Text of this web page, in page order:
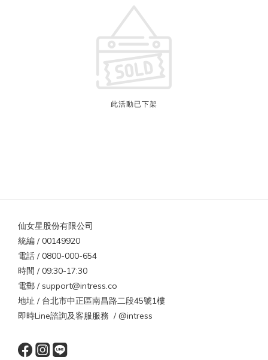
此活動已下架
仙女星股份有限公司
統編 / 00149920
電話 / 0800-000-654
時間 / 09:30-17:30
電郵 / support@intress.co
地址 / 台北市中正區南昌路二段45號1樓
即時Line諮詢及客服服務 / @intress